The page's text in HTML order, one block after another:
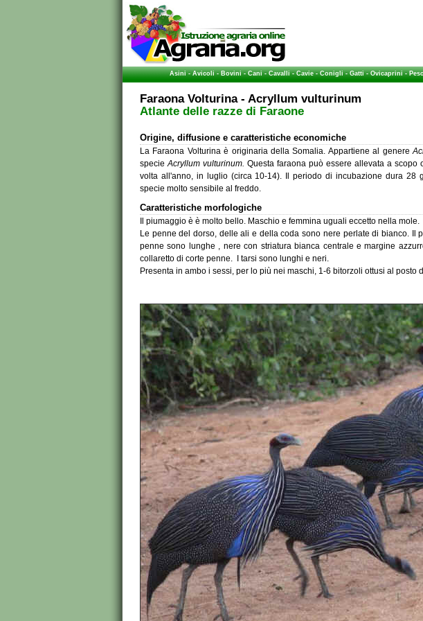
Asini-Avicoli-Bovini-Cani-Cavalli-Cavie-Conigli-Gatti-Ovicaprini-
Faraona Volturina - Acryllum vulturinum
Atlante delle razze di Faraone
Origine, diffusione e caratteristiche economiche
La Faraona Volturina è originaria della Somalia. Appartiene al genere
specie Acryllum vulturinum. Questa faraona può essere allevata a scopo
volta all'anno, in luglio (circa 10-14). Il periodo di incubazione dura 28
specie molto sensibile al freddo.
Caratteristiche morfologiche
Il piumaggio è è molto bello. Maschio e femmina uguali eccetto nella mole.
Le penne del dorso, delle ali e della coda sono nere perlate di bianco. Il
penne sono lunghe , nere con striatura bianca centrale e margine
collaretto di corte penne. I tarsi sono lunghi e neri.
Presenta in ambo i sessi, per lo più nei maschi, 1-6 bitorzoli ottusi al posto